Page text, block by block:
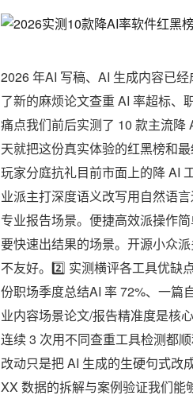
2026 年AI 写稿、AI 生成内容已
了新的麻烦论文查重 AI 率超标
痛点我们前后实测了 10 款主流
天就把这份真实体验的红黑榜和
玩家分庭抗礼目前市面上的降 AI
业派主打深度语义改写用自然语
专业报告场景。便捷高效派操作
要快速出结果的场景。️开源小众
不友好。2️⃣ 实测横评各工具优缺
份职场季度总结AI 率 72%、一篇
业内容场景论文/报告精准度是核
连续 3 次用不同查重工具检测都
改动只是把 AI 生成的生硬句式改
XX 数据的拆解与案例验证我们能